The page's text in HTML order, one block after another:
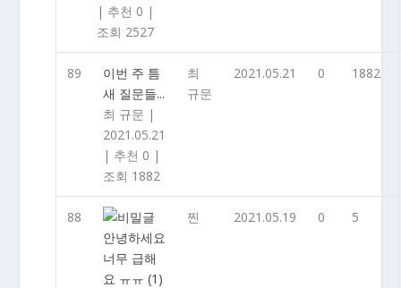
| 추천 0 |
조회 2527
89
이번 주 틈
새 질문들...
최 규문 |
2021.05.21
| 추천 0 |
조회 1882
최
규문
2021.05.21 0 1882
88
안녕하세요
너무 급해
요 ㅠㅠ(1)
찐 2021.05.19 0 5